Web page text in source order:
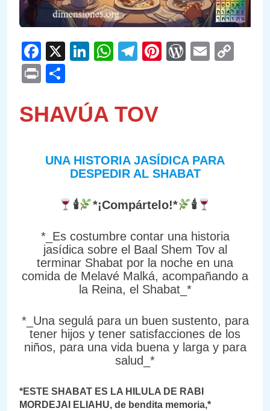
Facebook
X LinkedIn
WhatsApp
Telegram
PinterestEmail
Print
SHAVÚA TOV
UNA HISTORIA JASÍDICA PARA
DESPEDIR AL SHABAT
🕯 *¡Compártelo!* 🕯
*_Es costumbre contar una historia
jasídica sobre el Baal Shem Tov al
terminar Shabat por la noche en una
comida de Melavé Malká, acompañando a
la Reina, el Shabat_*
*_Una segulá para un buen sustento, para
tener hijos y tener satisfacciones de los
niños, para una vida buena y larga y para
salud_*
*ESTE SHABAT ES LA HILULA DE RABI
MORDEJAI ELIAHU, de bendita memoria,*